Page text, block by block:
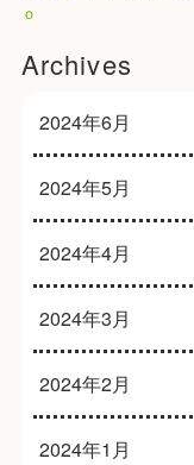
ｏ
Archives
2024年6月
2024年5月
2024年4月
2024年3月
2024年2月
2024年1月